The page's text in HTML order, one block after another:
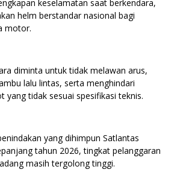
keselamatan saat berkendara,
helm berstandar nasional bagi
motor.
diminta untuk tidak melawan arus,
lalu lintas, serta menghindari
yang tidak sesuai spesifikasi teknis.
yang dihimpun Satlantas
tahun 2026, tingkat pelanggaran
masih tergolong tinggi.